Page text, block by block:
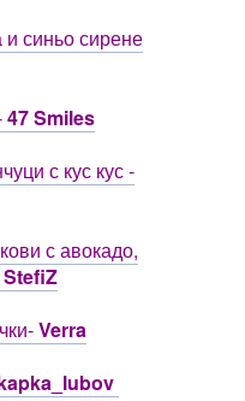
синьо сирене
47 Smiles
с кус кус -
с авокадо,
StefiZ
Verra